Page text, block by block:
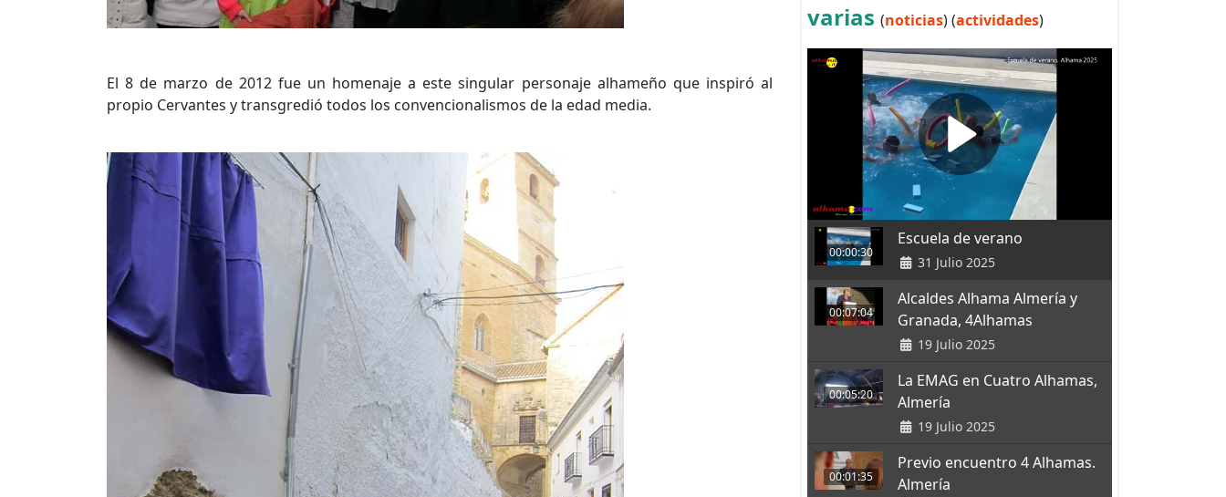
El 8 de marzo de 2012 fue un homenaje a este singular personaje alhameño que inspiró al
propio Cervantes y transgredió todos los convencionalismos de la edad media.
varias (noticias) (actividades)
00:00:30
Escuela de verano
31 Julio 2025
00:07:04
Alcaldes Alhama Almería y
Granada, 4Alhamas
19 Julio 2025
00:05:20
La EMAG en Cuatro Alhamas,
Almería
19 Julio 2025
00:01:35
Previo encuentro 4 Alhamas.
Almería